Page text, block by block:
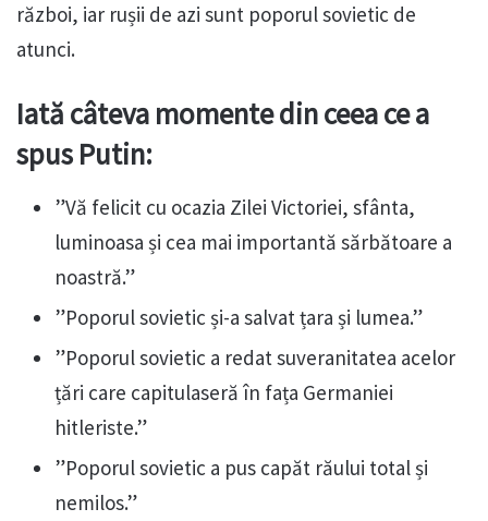
război, iar rușii de azi sunt poporul sovietic de
atunci.
Iată câteva momente din ceea ce a
spus Putin:
”Vă felicit cu ocazia Zilei Victoriei, sfânta,
luminoasa și cea mai importantă sărbătoare a
noastră.”
”Poporul sovietic și-a salvat țara și lumea.”
”Poporul sovietic a redat suveranitatea acelor
țări care capitulaseră în fața Germaniei
hitleriste.”
”Poporul sovietic a pus capăt răului total și
nemilos.”